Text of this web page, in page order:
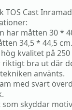
TOS Cast
har måtten 30 *
34,5 * 44,5 cm.
kvalitet på
riktigt bra ut där
använts.
med svart
som skyddar